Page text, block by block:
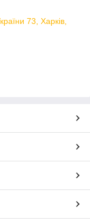
73, Харків,